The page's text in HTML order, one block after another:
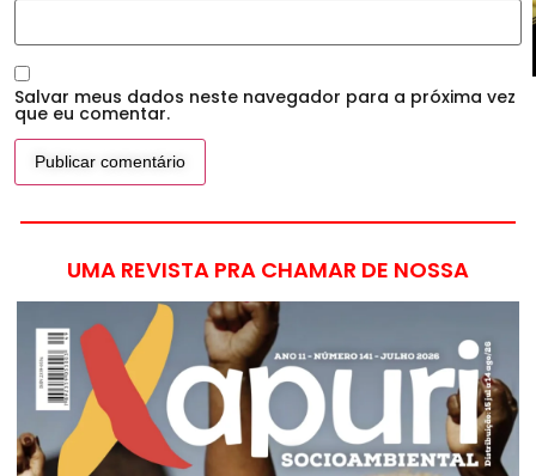
Salvar meus dados neste navegador para a próxima vez
que eu comentar.
UMA REVISTA PRA CHAMAR DE NOSSA